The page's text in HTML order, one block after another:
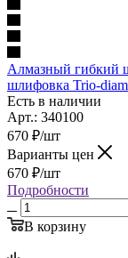
Алмазный гибкий
шлифовка Trio-
Есть в наличии
Арт.: 340100
670 ₽/шт
Варианты цен
670 ₽/шт
Подробности
В корзину